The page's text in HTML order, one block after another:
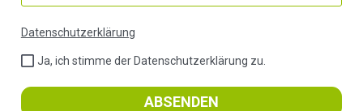
Datenschutzerklärung
Ja, ich stimme der Datenschutzerklärung zu.
ABSENDEN